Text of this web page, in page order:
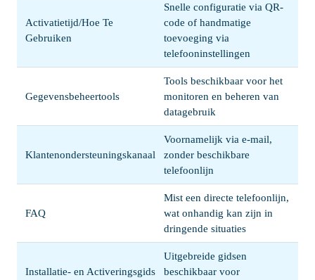
Activatietijd/Hoe Te
Gebruiken
Snelle configuratie via QR-
code of handmatige
toevoeging via
telefooninstellingen
Gegevensbeheertools
Tools beschikbaar voor het
monitoren en beheren van
datagebruik
Klantenondersteuningskanaal
Voornamelijk via e-mail,
zonder beschikbare
telefoonlijn
FAQ
Mist een directe telefoonlijn,
wat onhandig kan zijn in
dringende situaties
Installatie- en Activeringsgids
Uitgebreide gidsen
beschikbaar voor